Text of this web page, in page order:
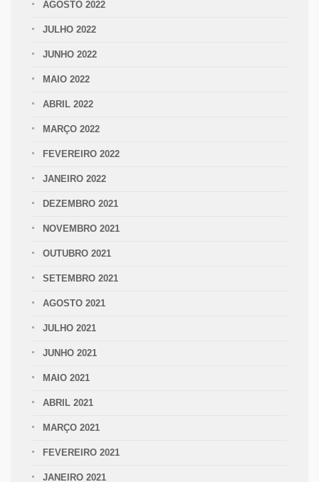
AGOSTO 2022
JULHO 2022
JUNHO 2022
MAIO 2022
ABRIL 2022
MARÇO 2022
FEVEREIRO 2022
JANEIRO 2022
DEZEMBRO 2021
NOVEMBRO 2021
OUTUBRO 2021
SETEMBRO 2021
AGOSTO 2021
JULHO 2021
JUNHO 2021
MAIO 2021
ABRIL 2021
MARÇO 2021
FEVEREIRO 2021
JANEIRO 2021